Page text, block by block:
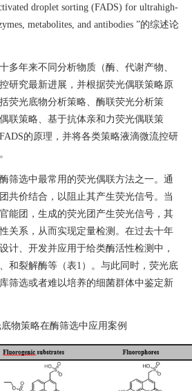
droplet sorting (FADS) for ultrahigh-
metabolites, and antibodies ”的综述论
多年来不同分析物质（酶、代谢产物、
研究最新进展， 并根据荧光偶联策略原
荧光底物分析策略、酶联荧光分析策
联策略、基于抗体亲和力荧光偶联策
FADS的原理，并将各类策略液滴微流控研
筛选中最常用的荧光偶联方法之一。 通
共价结合，以阻止其产生荧光信号。当
能团，生成的荧光团产生荧光信号，其
关系，从而实现定量检测。在过去十年
计、开发并应用于给类酶活性检测中，
和裂解酶等（表1 ）。与此同时，荧光底
筛选或者难以培养的细菌群体中鉴定新
物策略在酶筛选中应用案例